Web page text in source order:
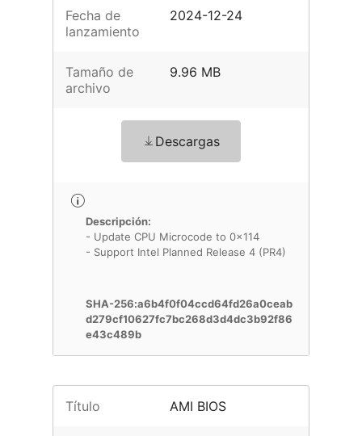
Fecha de
lanzamiento
2024-12-24
Tamaño de
archivo
9.96 MB
Descargas
Descripción:
- Update CPU Microcode to 0x114
- Support Intel Planned Release 4 (PR4)
SHA-256:a6b4f0f04ccd64fd26a0ceab
d279cf10627fc7bc268d3d4dc3b92f86
e43c489b
Título AMI BIOS